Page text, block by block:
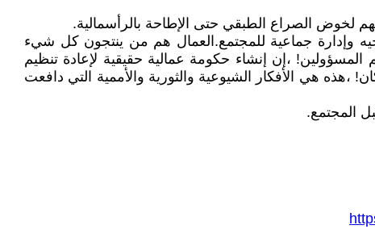
لخوض الصراع الطبقي حتى الإطاحة بالرأسمالية.
وإدارة جماعية للمجتمع.العمال هم من ينتجون كل شيء
،إن إنشاء حكومة عمالية حقيقية لإعادة تنظيم
،هذه هي الأفكار الشيوعية والثورية والأممية التي دافعت
المجتمع.